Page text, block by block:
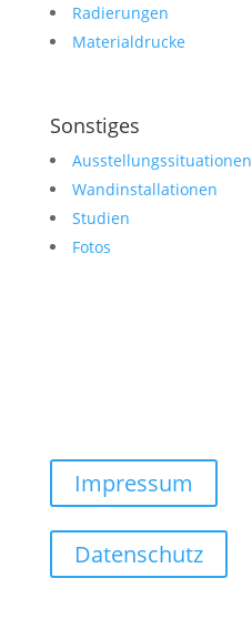
Radierungen
Materialdrucke
Sonstiges
Ausstellungssituationen
Wandinstallationen
Studien
Fotos
Impressum
Datenschutz